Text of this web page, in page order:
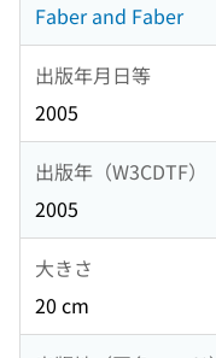
Faber and Faber
出版年月日等
2005
出版年（W3CDTF）
2005
大きさ
20 cm